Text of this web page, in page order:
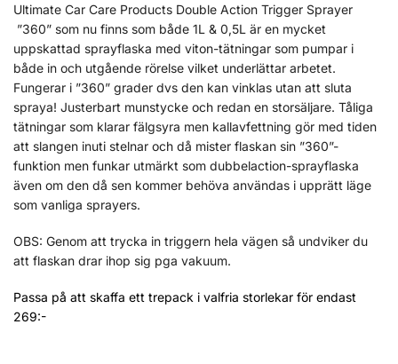
Ultimate Car Care Products Double Action Trigger Sprayer
”360” som nu finns som både 1L & 0,5L är en mycket
uppskattad sprayflaska med viton-tätningar som pumpar i
både in och utgående rörelse vilket underlättar arbetet.
Fungerar i ”360” grader dvs den kan vinklas utan att sluta
spraya! Justerbart munstycke och redan en storsäljare. Tåliga
tätningar som klarar fälgsyra men kallavfettning gör med tiden
att slangen inuti stelnar och då mister flaskan sin ”360”-
funktion men funkar utmärkt som dubbelaction-sprayflaska
även om den då sen kommer behöva användas i upprätt läge
som vanliga sprayers.
OBS: Genom att trycka in triggern hela vägen så undviker du
att flaskan drar ihop sig pga vakuum.
Passa på att skaffa ett trepack i valfria storlekar för endast
269:-